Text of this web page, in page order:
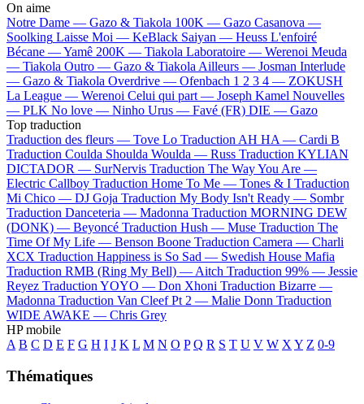
On aime
Notre Dame — Gazo & Tiakola 100K — Gazo Casanova —
Soolking Laisse Moi — KeBlack Saiyan — Heuss L'enfoiré
Bécane —Yamê 200K — Tiakola Laboratoire — Werenoi Meuda
— Tiakola Outro — Gazo & TiakolaAilleurs — Josman Interlude
— Gazo & Tiakola Overdrive — Ofenbach 1 2 3 4 — ZOKUSH
La League — Werenoi Celui qui part — Joseph Kamel Nouvelles
— PLK No love — Ninho Urus — Favé (FR) DIE — Gazo
Top traduction
Traduction des fleurs — Tove Lo Traduction AH HA — Cardi B
Traduction Coulda Shoulda Woulda — Russ Traduction KYLIAN
DICTADOR — SurNervis Traduction The Way You Are —
Electric Callboy Traduction Home To Me — Tones & I Traduction
Mi Chico — DJ Goja Traduction My Body Isn't Ready — Sombr
Traduction Danceteria — Madonna Traduction MORNING DEW
(DONK) — Beyoncé Traduction Hush — Muse Traduction The
Time Of My Life — Benson Boone Traduction Camera — Charli
XCX Traduction Happiness is So Sad — Swedish House Mafia
Traduction RMB (Ring My Bell) —Aitch Traduction 99% — Jessie
Reyez Traduction YOYO — Don Xhoni Traduction Bizarre —
Madonna Traduction Van Cleef Pt 2 — Malie Donn Traduction
WIDE AWAKE — Chris Grey
HP mobile
A B C D E F G H I J K L M N O P Q R S T U V W XY Z 0-9
Thématiques